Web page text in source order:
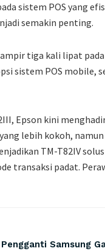
sistem POS yang
semakin penting.
tiga kali lipat
sistem POS mobile,
Epson kini
lebih kokoh,
TM-T82IV
transaksi padat.
Samsung